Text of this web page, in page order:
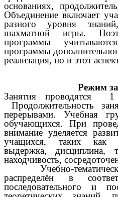
основаниях,
Объединение включает
разного уровня
шахматной игры.
программы
программы
реализация, но
Режим
Занятия
Продолжительность
перерывами. Учебная
обучающихся. При
внимание уделяется
учащихся, таких как
выдержка, дисциплина,
находчивость,
Учебно-
распределён в
последовательного и